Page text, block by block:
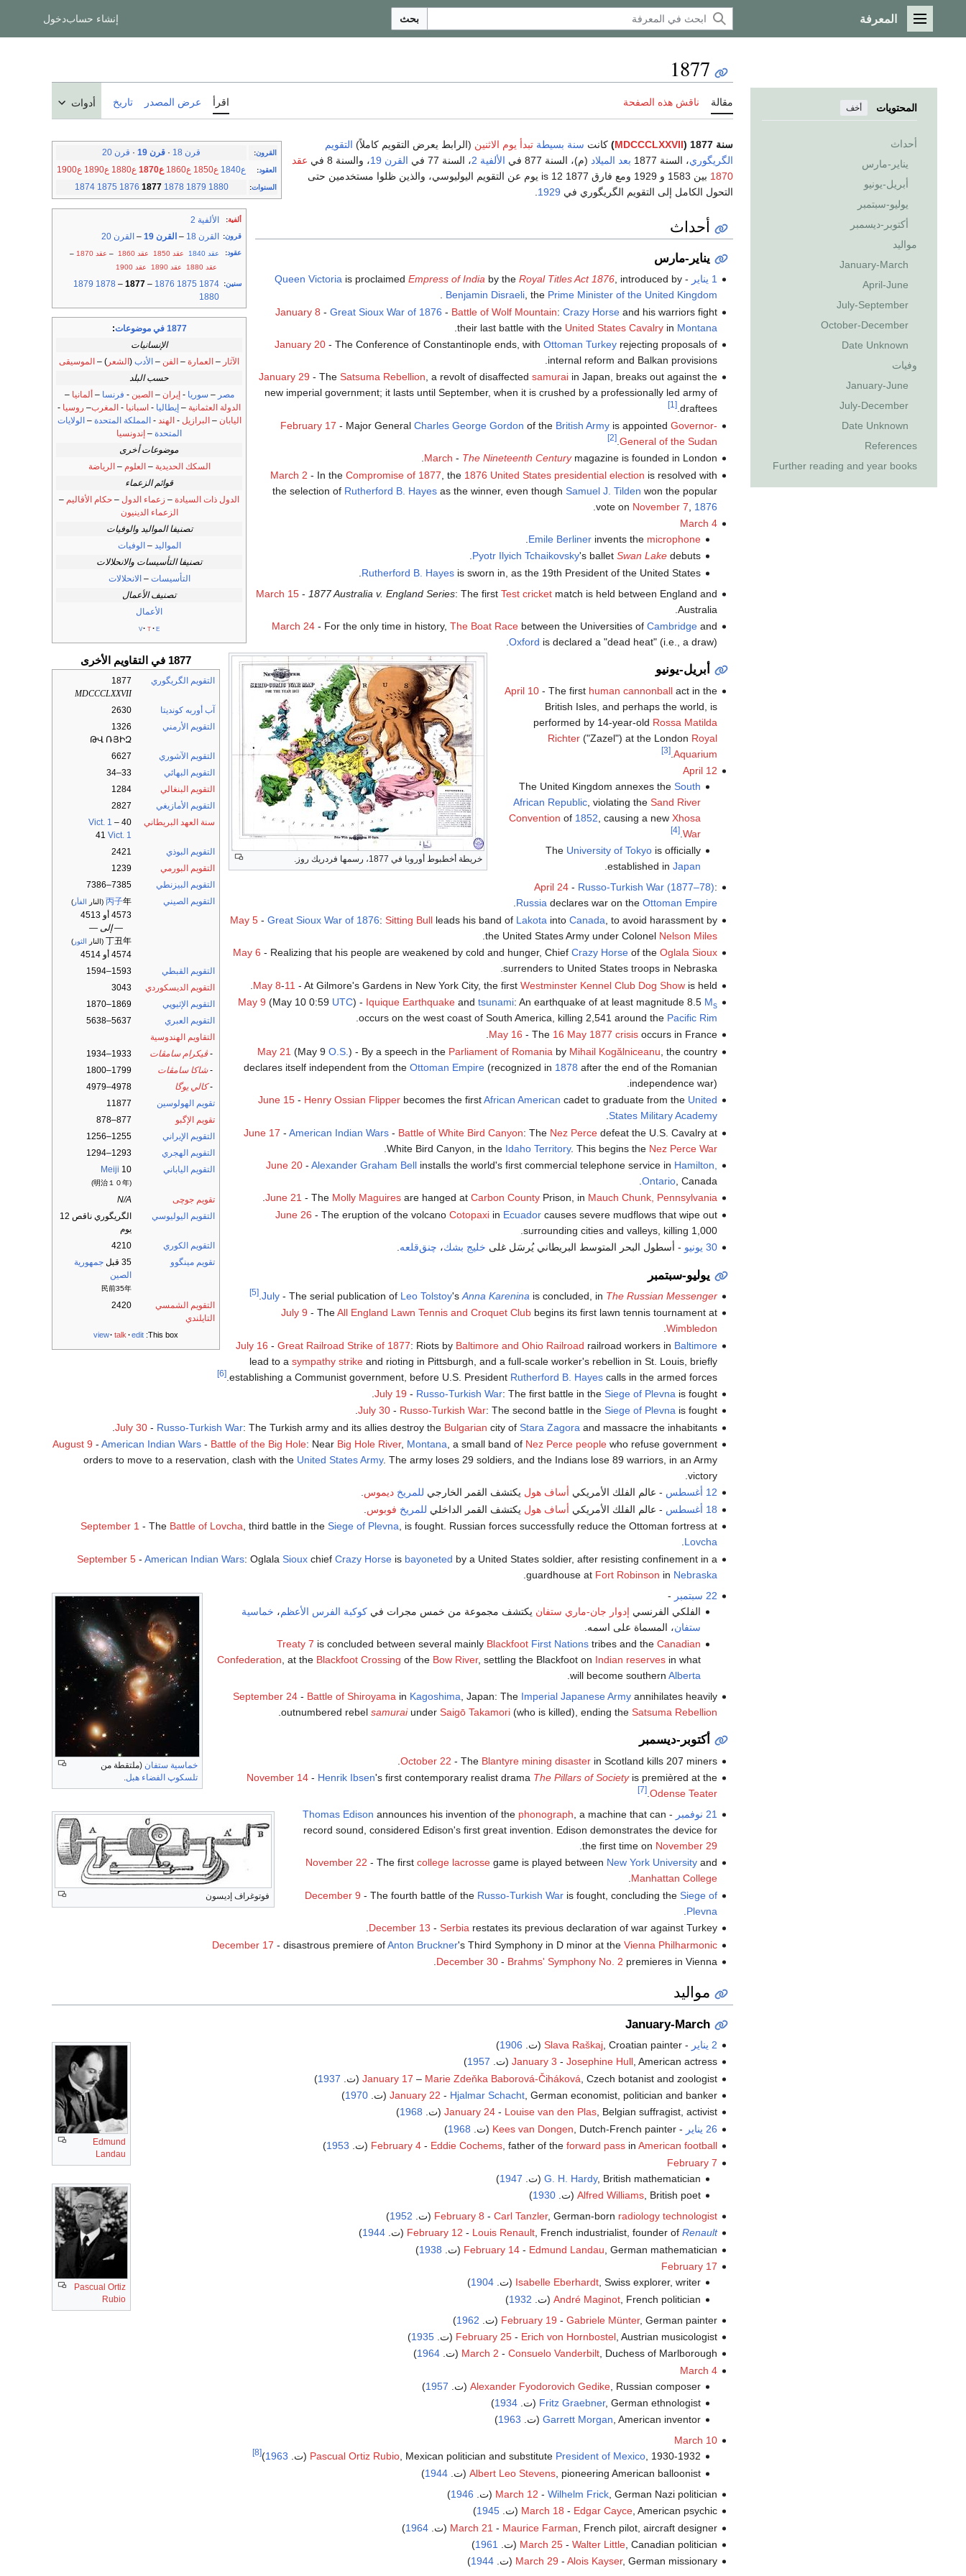
القائمة الرئيسية
المعرفة بحث إنشاء حسابدخول
المحتويات أخف
أحداث
يناير-مارس
أبريل-يونيو
يوليو-سبتمبر
أكتوبر-ديسمبر
مواليد
January-March
April-June
July-September
October-December
Date Unknown
وفيات
January-June
July-December
Date Unknown
References
Further reading and year books
1877
مقالة ناقش هذه الصفحة اقرأ عرض المصدر تاريخ أدوات
القرون: قرن 18 · قرن 19 · قرن 20
العقود: ع1840 ع1850 ع1860 ع1870 ع1880 ع1890 ع1900
السنوات:
1874 1875 1876 1877 1878 1879 1880
ألفية: الألفية 2
قرون: القرن 18 – القرن 19 – القرن 20
عقود: عقد 1840 عقد 1850 عقد 1860 – عقد 1870
–
عقد 1880
عقد 1890 عقد 1900
سنين:
1874
1875
1876
–
1877
–
1878
1879
1880
1877 في موضوعات
:
الإنسانيات
الآثار – العمارة – الفن – الأدب (الشعر ) – الموسيقى
حسب البلد
مصر – سوريا -إيران –الصين - فرنسا –ألمانيا –
الدولة العثمانية – إيطاليا - اسبانيا - المغرب– روسيا -
اليابان –البرازيل -الهند -المملكة المتحدة –الولايات
المتحدة – إندونسيا
موضوعات أخرى
السكك الحديدية –العلوم –الرياضة
قوائم الزعماء
الدول ذات السيادة – زعماء الدول – حكام الأقاليم –
الزعماء الدينيون
تصنيفا المواليد والوفيات
المواليد –الوفيات
تصنيفا التأسيسات والانحلالات
التأسيسات –الانحلالات
تصنيف الأعمال
الأعمال
v t e
1877 في التقاويم الأخرى
التقويم الگريگوري
1877
MDCCCLXXVII
آب أوربه كونديتا
2630
التقويم الأرمني
1326
ԹՎ ՌՅԻԶ
التقويم الآشوري
6627
التقويم البهائي
33–34
التقويم البنغالي
1284
التقويم الأمازيغي
2827
سنة العهد البريطاني
40
Vict. 1 –
41 Vict. 1
التقويم البوذي
2421
التقويم البورمي
1239
التقويم البيزنطي
7385–7386
التقويم الصيني
丙子年 (النار الفأر )
4573 أو 4513
— إلى —
丁丑年 (النار الثور )
4574 أو 4514
التقويم القبطي
1593–1594
التقويم الديسكوردي
3043
التقويم الإثيوپي
1869–1870
التقويم العبري
5637–5638
التقاويم الهندوسية
- ڤيكرام سامڤات
1933–1934
-شاكا سامڤات
1799–1800
-كالي يوگا
4978–4979
تقويم الهولوسين
11877
تقويم الإگبو
877–878
التقويم الإيراني
1255–1256
التقويم الهجري
1293–1294
التقويم الياباني
Meiji 10
(明治１０年)
تقويم جوچى
N/A
التقويم اليوليوسي
الگريگوري ناقص 12
يوم
التقويم الكوري
4210
تقويم مينگوو
35 قبل
جمهورية
الصين
民前35年
التقويم الشمسي
التايلندي
2420
This box:
view talk edit
سنة 1877 ( MDCCCLXXVII
) كانت سنة بسيطة تبدأ يوم الاثنين (الرابط يعرض التقويم كاملاً) التقويم
الگريگوري، السنة 1877 بعد الميلاد (م)، السنة 877 في الألفية 2 ، السنة 77 في القرن 19 ، والسنة 8 في
عقد
1870
بين 1583 و 1929 ومع فارق 1877 is 12 يوم عن التقويم اليوليوسي، والذين ظلوا مستخدمين حتى
التحول الكامل إلى التقويم الگريگوري في 1929
أحداث
خريطة أخطبوط أوروبا في 1877، رسمها فردريك روز.
يناير-مارس
1 يناير -
Queen Victoria is proclaimed Empress of India by the Royal Titles Act 1876, introduced by
Benjamin Disraeli, the Prime Minister of the United Kingdom
January 8 - Great Sioux War of 1876 - Battle of Wolf Mountain: Crazy Horseand his warriors fight
their last battle with the United States Cavalryin Montana
January 20- The Conference of Constantinople ends, with Ottoman Turkeyrejecting proposals of
internal reform and Balkan provisions.
January 29 - The Satsuma Rebellion, a revolt of disaffected samuraiin Japan, breaks out against the
new imperial government; it lasts until September, when it is crushed by a professionally led army of
draftees.
[1]
February 17 - Major General Charles George Gordon of the British Armyis appointed Governor-
General of the Sudan
.
[2]
March - The Nineteenth Centurymagazine is founded in London.
March 2 - In the Compromise of 1877 , the 1876 United States presidential election is resolved with
the selection of Rutherford B. Hayesas the winner, even though Samuel J. Tilden won the popular
vote on November 7 1876
March 4
Emile Berliner invents the microphone
Pyotr Ilyich Tchaikovsky's balletSwan Lake debuts.
Rutherford B. Hayes is sworn in, as the 19th President of the United States.
March 15- 1877 Australia v. England Series: The first Test cricketmatch is held between England and
Australia.
March 24- For the only time in history, The Boat Racebetween the Universities of Cambridgeand
Oxford is declared a "dead heat" (i.e., a draw).
أبريل-يونيو
April 10- The first human cannonballact in the
British Isles, and perhaps the world, is
performed by 14-year-old Rossa Matilda
Richter("Zazel") at the London Royal
Aquarium
.
[3]
April 12
The United Kingdom annexes theSouth
African Republic , violating theSand River
Convention of 1852 , causing a newXhosa
War
.
[4]
The University of Tokyo is officially
established inJapan
.
April 24- Russo-Turkish War (1877–78):
Russiadeclares war on the Ottoman Empire
.
May 5- Great Sioux War of 1876: Sitting Bullleads his band of Lakota into Canada , to avoid harassment by
the United States Army under Colonel Nelson Miles
May 6 - Realizing that his people are weakened by cold and hunger, Chief Crazy Horseof the Oglala Sioux
surrenders to United States troops in Nebraska.
May 8-11 - At Gilmore's Gardens in New York City, the first Westminster Kennel Club Dog Showis held.
May 9 (May 10 0:59 UTC) - Iquique Earthquakeand tsunami: An earthquake of at least magnitude 8.5 Ms
occurs on the west coast of South America, killing 2,541 around the Pacific Rim
May 16 - The 16 May 1877 crisisoccurs in France.
May 21 (May 9 O.S. ) - By a speech in the Parliament of Romania by Mihail Kogălniceanu , the country
declares itself independent from the Ottoman Empire(recognized in 1878 after the end of the Romanian
independence war).
June 15- Henry Ossian Flipperbecomes the firstAfrican American cadet to graduate from the United
States Military Academy
June 17 - American Indian Wars- Battle of White Bird Canyon: The Nez Percedefeat the U.S. Cavalry at
White Bird Canyon, in the Idaho Territory. This begins the Nez Perce War
June 20- Alexander Graham Bellinstalls the world's first commercial telephone service in Hamilton,
Ontario, Canada.
June 21 - The Molly Maguiresare hanged at Carbon CountyPrison, in Mauch Chunk, Pennsylvania
.
June 26 - The eruption of the volcano Cotopaxiin Ecuadorcauses severe mudflows that wipe out
surrounding cities and valleys, killing 1,000.
30 يونيو
- أسطول البحر المتوسط البريطاني يُرسَل غلى خليج بشك، چنق‌قلعه
يوليو-سبتمبر
July- The serial publication of Leo Tolstoy's Anna Karenina is concluded, in The Russian Messenger
.
[5]
July 9 - TheAll England Lawn Tennis and Croquet Clubbegins its first lawn tennis tournament at
Wimbledon
July 16 - Great Railroad Strike of 1877: Riots by Baltimore and Ohio Railroad railroad workers in Baltimore
lead to a sympathy strikeand rioting in Pittsburgh, and a full-scale worker's rebellion in St. Louis, briefly
establishing a Communist government, before U.S. President Rutherford B. Hayescalls in the armed forces.
[6]
July 19 - Russo-Turkish War: The first battle in the Siege of Plevna is fought.
July 30- Russo-Turkish War: The second battle in the Siege of Plevnais fought.
July 30- Russo-Turkish War: The Turkish army and its allies destroy the Bulgarian city of Stara Zagora and massacre the inhabitants.
August 9 - American Indian Wars- Battle of the Big Hole: Near Big Hole River, Montana , a small band of Nez Perce peoplewho refuse government
orders to move to a reservation, clash with the United States Army. The army loses 29 soldiers, and the Indians lose 89 warriors, in an Army
victory.
12 أغسطس
- عالم الفلك الأمريكي أساف هول يكتشف القمر الخارجي للمريخ ديموس.
18 أغسطس
- عالم الفلك الأمريكي أساف هول يكتشف القمر الداخلي للمريخ فوبوس
September 1 - The Battle of Lovcha, third battle in the Siege of Plevna, is fought. Russian forces successfully reduce the Ottoman fortress at
Lovcha
.
September 5- American Indian Wars: Oglala Siouxchief Crazy Horseis bayoneted by a United States soldier, after resisting confinement in a
guardhouse at Fort Robinson in Nebraska
خماسية ستفان (ملتقطة من
تلسكوپ الفضاء هبل
22 سبتمبر
-
الفلكي الفرنسي إدوار جان-ماري ستفان يكتشف مجموعة من خمس مجرات في كوكبة الفرس الأعظم، خماسية
ستفان، المسماة على اسمه.
Treaty 7 is concluded between several mainly Blackfoot First Nations tribes and theCanadian
Confederation , at the Blackfoot Crossing of the Bow River, settling the Blackfoot on Indian reserves in what
will become southernAlberta
.
September 24- Battle of Shiroyama in Kagoshima , Japan: The Imperial Japanese Armyannihilates heavily
outnumbered rebel samuraiunder Saigō Takamori(who is killed), ending the Satsuma Rebellion
أكتوبر-ديسمبر
October 22 - The Blantyre mining disasterin Scotland kills 207 miners.
November 14- Henrik Ibsen's first contemporary realist drama The Pillars of Societyis premièred at the
Odense Teater
.
[7]
فوتوغراف إديسون
21 نوفمبر -
Thomas Edison announces his invention of the phonograph , a machine that can
record sound, considered Edison's first great invention. Edison demonstrates the device for
the first time on November 29
November 22 - The first college lacrossegame is played between New York Universityand
Manhattan College
.
December 9 - The fourth battle of the Russo-Turkish Waris fought, concluding the Siege of
Plevna
December 13 - Serbia restates its previous declaration of war against Turkey.
December 17 - disastrous premiere ofAnton Bruckner's Third Symphony in D minor at the Vienna Philharmonic
December 30- Brahms' Symphony No. 2 premieres in Vienna.
مواليد
January-March
Edmund
Landau
Pascual Ortiz
Rubio
2 يناير -
Slava Raškaj, Croatian painter (ت. 1906
)
January 3 - Josephine Hull, American actress (ت. 1957
)
January 17 – Marie Zdeňka Baborová-Čiháková , Czech botanist and zoologist (ت. 1937
)
January 22 - Hjalmar Schacht, German economist, politician and banker (ت. 1970
)
January 24- Louise van den Plas, Belgian suffragist, activist (ت. 1968
)
26 يناير
-
Kees van Dongen , Dutch-French painter (ت. 1968
)
February 4- Eddie Cochems, father of the forward passin American football (ت. 1953
)
February 7
G. H. Hardy, British mathematician (ت. 1947
)
Alfred Williams , British poet (ت. 1930
)
February 8 - Carl Tanzler, German-born radiology technologist (ت. 1952
)
February 12 - Louis Renault, French industrialist, founder of Renault (ت.1944
)
February 14- Edmund Landau , German mathematician (ت. 1938
)
February 17
Isabelle Eberhardt , Swiss explorer, writer (ت. 1904
)
André Maginot , French politician (ت. 1932
)
February 19 - Gabriele Münter, German painter (ت. 1962
)
February 25- Erich von Hornbostel, Austrian musicologist (ت. 1935
)
March 2 - Consuelo Vanderbilt, Duchess of Marlborough (ت. 1964
)
March 4
Alexander Fyodorovich Gedike , Russian composer (ت. 1957
)
Fritz Graebner, German ethnologist (ت. 1934
)
Garrett Morgan, American inventor (ت. 1963
)
March 10
Pascual Ortiz Rubio, Mexican politician and substitute President of Mexico, 1930-1932 (ت. 1963
)
[8]
Albert Leo Stevens , pioneering American balloonist (ت. 1944
)
March 12 - Wilhelm Frick, German Nazi politician (ت. 1946
)
March 18 - Edgar Cayce, American psychic (ت. 1945
)
March 21 - Maurice Farman , French pilot, aircraft designer (ت. 1964
)
March 25- Walter Little, Canadian politician (ت. 1961
)
March 29 - Alois Kayser, German missionary (ت. 1944
)